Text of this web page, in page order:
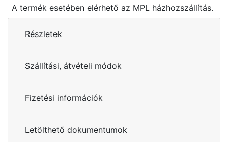
A termék esetében elérhető az MPL házhozszállítás.
Részletek
Szállítási, átvételi módok
Fizetési információk
Letölthető dokumentumok